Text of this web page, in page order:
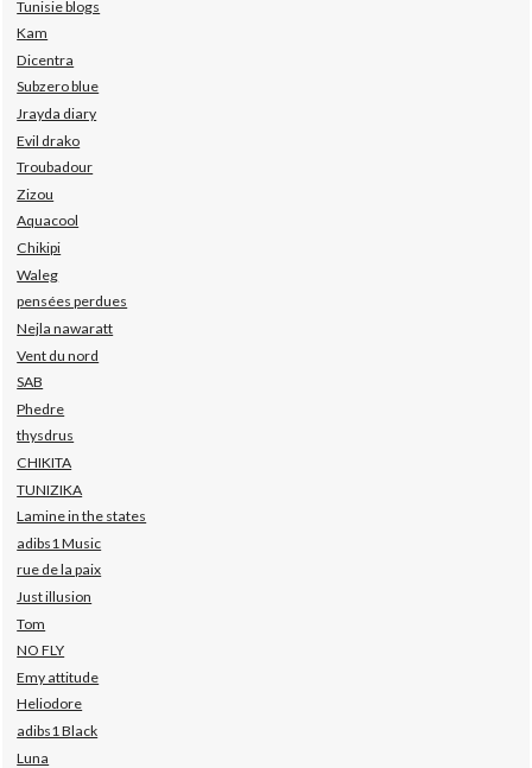
Tunisie blogs
Kam
Dicentra
Subzero blue
Jrayda diary
Evil drako
Troubadour
Zizou
Aquacool
Chikipi
Waleg
pensées perdues
Nejla nawaratt
Vent du nord
SAB
Phedre
thysdrus
CHIKITA
TUNIZIKA
Lamine in the states
adibs1 Music
rue de la paix
Just illusion
Tom
NO FLY
Emy attitude
Heliodore
adibs1 Black
Luna